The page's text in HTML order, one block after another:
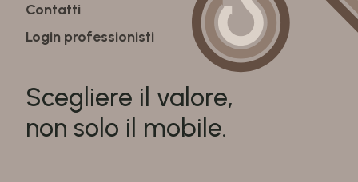
Contatti
Login professionisti
Scegliere il valore,
non solo il mobile.